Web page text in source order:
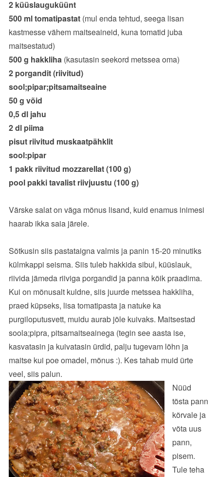
2 küüslauguküünt
500 ml tomatipastat (mul enda tehtud, seega lisan
kastmesse vähem maitseaineid, kuna tomatid juba
maitsestatud)
500 g hakkliha (kasutasin seekord metssea oma)
2 porgandit (riivitud)
sool;pipar;pitsamaitseaine
50 g võid
0,5 dl jahu
2 dl piima
pisut riivitud muskaatpähklit
sool:pipar
1 pakk riivitud mozzarellat (100 g)
pool pakki tavalist riivjuustu (100 g)
Värske salat on väga mõnus lisand, kuid enamus inimesi
haarab ikka saia järele.
Sõtkusin siis pastataigna valmis ja panin 15-20 minutiks
külmkappi seisma. Siis tuleb hakkida sibul, küüslauk,
riivida jämeda riiviga porgandid ja panna kõik praadima.
Kui on mõnusalt kuldne, siis juurde metssea hakkliha,
praed küpseks, lisa tomatipasta ja natuke ka
purgiloputusvett, muidu aurab jõle kuivaks. Maitsestad
soola;pipra, pitsamaitseainega (tegin see aasta ise,
kasvatasin ja kuivatasin ürdid, palju tugevam lõhn ja
maitse kui poe omadel, mõnus :). Kes tahab muid ürte
veel, siis palun.
Nüüd
tõsta pann
kõrvale ja
võta uus
pann,
pisem.
Tule teha